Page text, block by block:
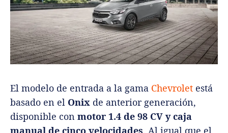
El modelo de entrada a la gama Chevrolet está
basado en el Onix de anterior generación,
disponible con motor 1.4 de 98 CV y caja
manual de cinco velocidades . Al igual que el